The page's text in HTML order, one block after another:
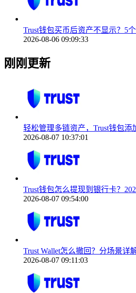
Trust钱包买币后资产不显示？5
2026-08-06 09:09:33
刚刚更新
轻松管理多链资产，Trust钱包添
2026-08-07 10:37:01
Trust钱包怎么提现到银行卡？
2026-08-07 09:54:00
Trust Wallet怎么撤回？分场景详
2026-08-07 09:11:03